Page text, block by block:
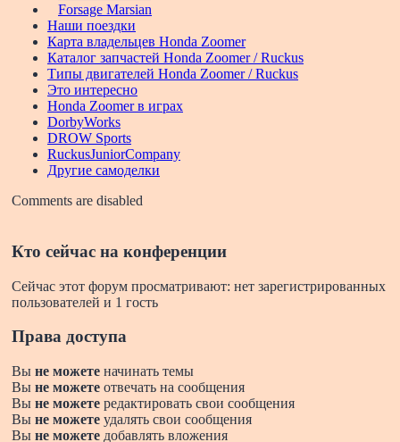
Forsage Marsian
Наши поездки
Карта владельцев Honda Zoomer
Каталог запчастей Honda Zoomer / Ruckus
Типы двигателей Honda Zoomer / Ruckus
Это интересно
Honda Zoomer в играх
DorbyWorks
DROW Sports
RuckusJuniorCompany
Другие самоделки
Comments are disabled
Кто сейчас на конференции
Сейчас этот форум просматривают: нет зарегистрированных
пользователей и 1 гость
Права доступа
Вы не можете начинать темы
Вы не можете отвечать на сообщения
Вы не можете редактировать свои сообщения
Вы не можете удалять свои сообщения
Вы не можете добавлять вложения